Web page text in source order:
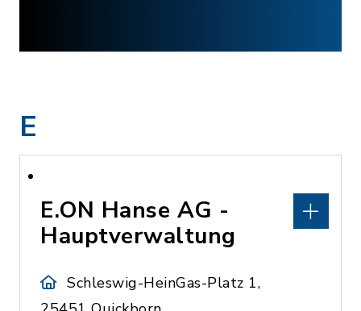
E
E.ON Hanse AG -
Hauptverwaltung
Schleswig-HeinGas-Platz 1,